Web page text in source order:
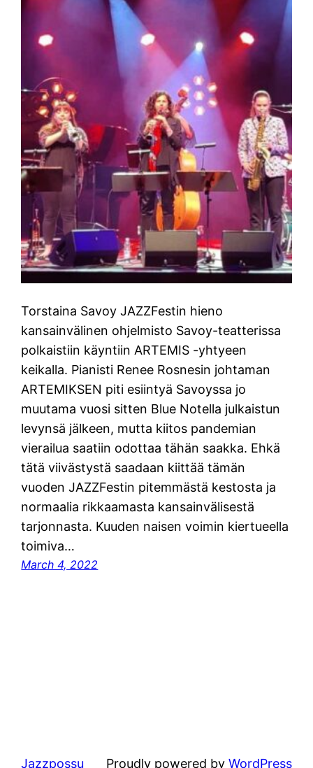
Torstaina Savoy JAZZFestin hieno
kansainvälinen ohjelmisto Savoy-teatterissa
polkaistiin käyntiin ARTEMIS -yhtyeen
keikalla. Pianisti Renee Rosnesin johtaman
ARTEMIKSEN piti esiintyä Savoyssa jo
muutama vuosi sitten Blue Notella julkaistun
levynsä jälkeen, mutta kiitos pandemian
vierailua saatiin odottaa tähän saakka. Ehkä
tätä viivästystä saadaan kiittää tämän
vuoden JAZZFestin pitemmästä kestosta ja
normaalia rikkaamasta kansainvälisestä
tarjonnasta. Kuuden naisen voimin kiertueella
toimiva…
March 4, 2022
Jazzpossu Proudly powered by WordPress